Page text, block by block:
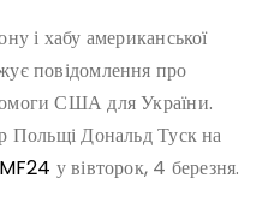
і хабу американської
повідомлення про
США для України.
Польщі Дональд Туск на
у вівторок, 4 березня.